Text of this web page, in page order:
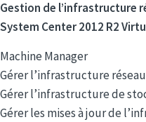
Gestion de l’infrastructure
System Center 2012 R2
Machine Manager
Gérer l’infrastructure réseau
Gérer l’infrastructure de
Gérer les mises à jour de